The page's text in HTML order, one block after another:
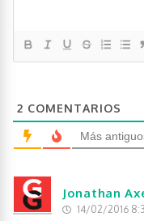
2 COMENTARIOS
Más
Jonathan
14/02/2016